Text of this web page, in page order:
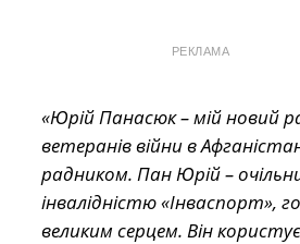
РЕКЛАМА
«Юрій Панасюк – мій новий
ветеранів війни в
радником. Пан Юрій –
інвалідністю «Інваспорт»,
великим серцем. Він